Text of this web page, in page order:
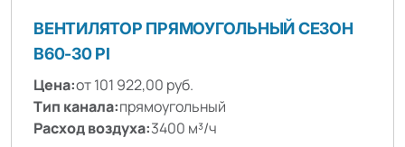
ВЕНТИЛЯТОР ПРЯМОУГОЛЬНЫЙ СЕЗОН
B60-30 PI
Цена:от 101 922,00 руб.
Тип канала:прямоугольный
Расход воздуха:3400 м³/ч